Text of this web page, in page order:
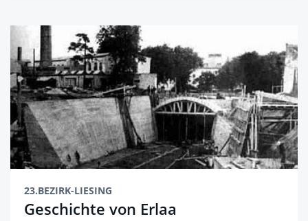
23.BEZIRK-LIESING
Geschichte von Erlaa